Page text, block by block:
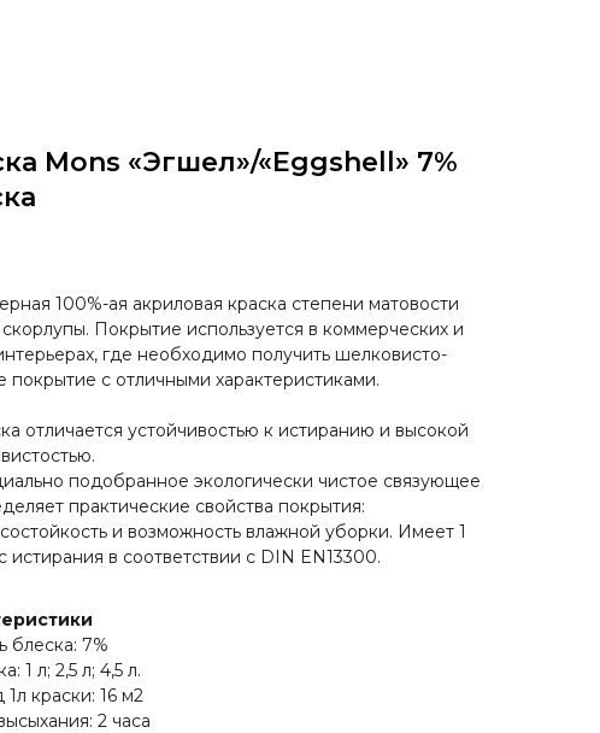
Mons «Эгшел»/«Eggshell» 7%
100%-ая акриловая краска степени матовости
Покрытие используется в коммерческих и
где необходимо получить шелковисто-
покрытие с отличными характеристиками.
отличается устойчивостью к истиранию и высокой
подобранное экологически чистое связующее
практические свойства покрытия:
и возможность влажной уборки. Имеет 1
истирания в соответствии с DIN EN13300.
блеска: 7%
1 л; 2,5 л; 4,5 л.
1л краски: 16 м2
2 часа